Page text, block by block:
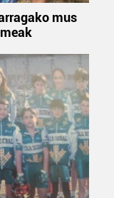
Gehiago
mus